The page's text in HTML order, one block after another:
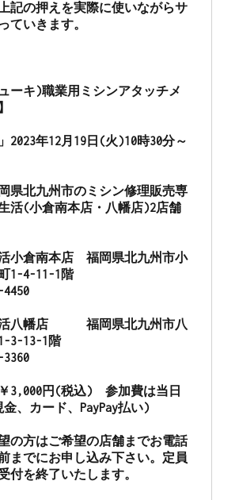
ン
記の押えを実際に使いながらサ
ていきます。
ーキ)職業用ミシンアタッチメ
2023年12月19日(火)10時30分～
県北九州市のミシン修理販売専
活(小倉南本店・八幡店)2店舗
小倉南本店　福岡県北九州市小
1-4-11-1階
4450
八幡店　　　福岡県北九州市八
1-3-13-1階
3360
3,000円(税込)　参加費は当日
、カード、PayPay払い)
の方はご希望の店舗までお電話
までにお申し込み下さい。定員
付を終了いたします。